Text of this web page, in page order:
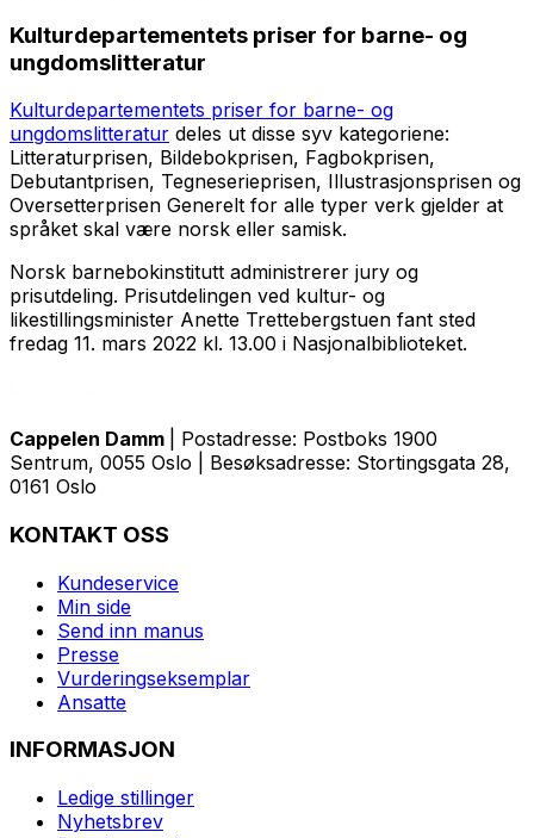
Kulturdepartementets priser for barne- og
ungdomslitteratur
Kulturdepartementets priser for barne- og
ungdomslitteratur deles ut disse syv kategoriene:
Litteraturprisen, Bildebokprisen, Fagbokprisen,
Debutantprisen, Tegneserieprisen, Illustrasjonsprisen og
Oversetterprisen Generelt for alle typer verk gjelder at
språket skal være norsk eller samisk.
Norsk barnebokinstitutt administrerer jury og
prisutdeling. Prisutdelingen ved kultur- og
likestillingsminister Anette Trettebergstuen fant sted
fredag 11. mars 2022 kl. 13.00 i Nasjonalbiblioteket.
Cappelen Damm
| Postadresse: Postboks 1900
Sentrum, 0055 Oslo | Besøksadresse: Stortingsgata 28,
0161 Oslo
KONTAKT OSS
Kundeservice
Min side
Send inn manus
Presse
Vurderingseksemplar
Ansatte
INFORMASJON
Ledige stillinger
Nyhetsbrev